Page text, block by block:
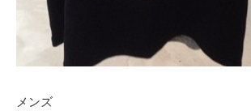
メンズ